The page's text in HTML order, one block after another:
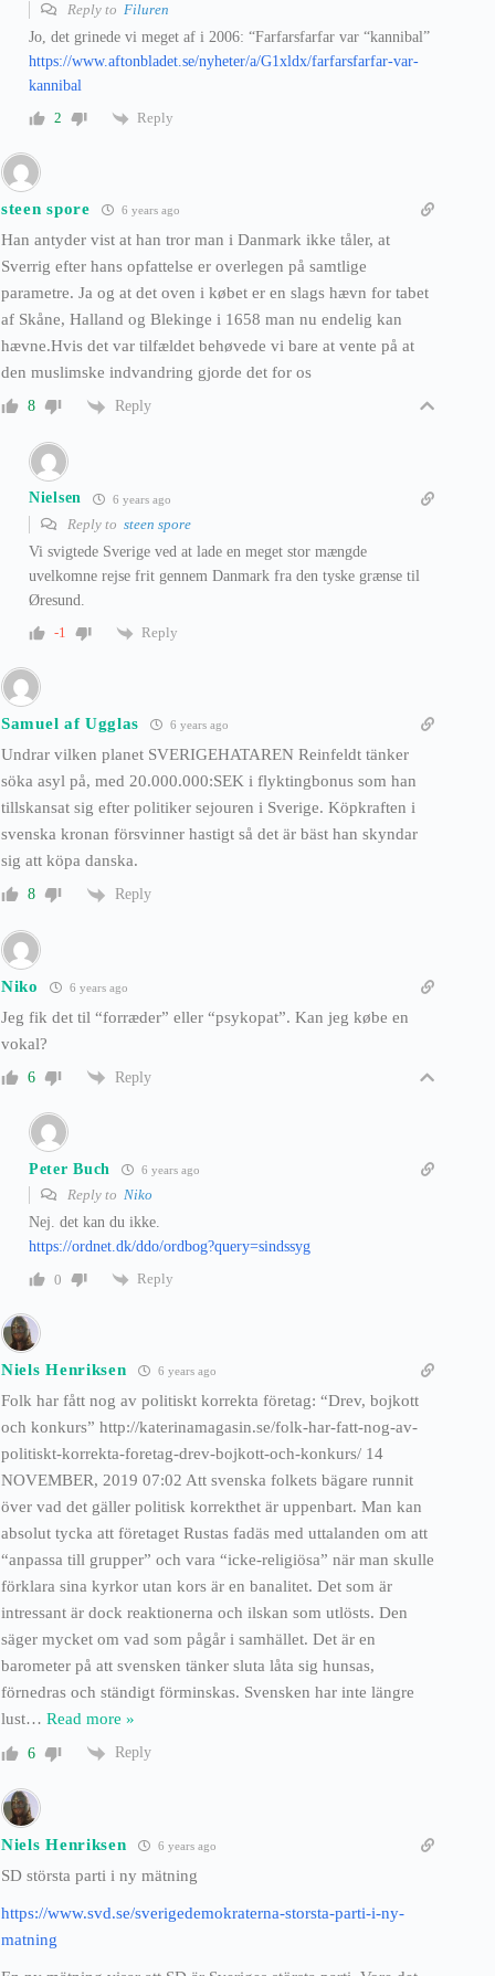
Reply to Filuren
Jo, det grinede vi meget af i 2006: “Farfarsfarfar var “kannibal”
https://www.aftonbladet.se/nyheter/a/G1xldx/farfarsfarfar-var-
kannibal
2
Reply
steen spore 6 years ago
Han antyder vist at han tror man i Danmark ikke tåler, at
Sverrig efter hans opfattelse er overlegen på samtlige
parametre. Ja og at det oven i købet er en slags hævn for tabet
af Skåne, Halland og Blekinge i 1658 man nu endelig kan
hævne.Hvis det var tilfældet behøvede vi bare at vente på at
den muslimske indvandring gjorde det for os
8 Reply
Nielsen 6 years ago
Reply to steen spore
Vi svigtede Sverige ved at lade en meget stor mængde
uvelkomne rejse frit gennem Danmark fra den tyske grænse til
Øresund.
-1
Reply
Samuel af Ugglas 6 years ago
Undrar vilken planet SVERIGEHATAREN Reinfeldt tänker
söka asyl på, med 20.000.000:SEK i flyktingbonus som han
tillskansat sig efter politiker sejouren i Sverige. Köpkraften i
svenska kronan försvinner hastigt så det är bäst han skyndar
sig att köpa danska.
8 Reply
Niko 6 years ago
Jeg fik det til “forræder” eller “psykopat”. Kan jeg købe en
vokal?
6 Reply
Peter Buch 6 years ago
Reply to Niko
Nej. det kan du ikke.
https://ordnet.dk/ddo/ordbog?query=sindssyg
0
Reply
Niels Henriksen 6 years ago
Folk har fått nog av politiskt korrekta företag: “Drev, bojkott
och konkurs” http://katerinamagasin.se/folk-har-fatt-nog-av-
politiskt-korrekta-foretag-drev-bojkott-och-konkurs/ 14
NOVEMBER, 2019 07:02 Att svenska folkets bägare runnit
över vad det gäller politisk korrekthet är uppenbart. Man kan
absolut tycka att företaget Rustas fadäs med uttalanden om att
“anpassa till grupper” och vara “icke-religiösa” när man skulle
förklara sina kyrkor utan kors är en banalitet. Det som är
intressant är dock reaktionerna och ilskan som utlösts. Den
säger mycket om vad som pågår i samhället. Det är en
barometer på att svensken tänker sluta låta sig hunsas,
förnedras och ständigt förminskas. Svensken har inte längre
lust… Read more »
6 Reply
Niels Henriksen 6 years ago
SD största parti i ny mätning
https://www.svd.se/sverigedemokraterna-storsta-parti-i-ny-
matning